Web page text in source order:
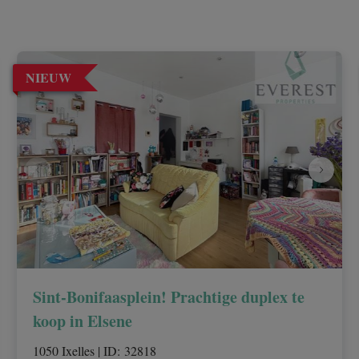
NIEUW
Sint-Bonifaasplein! Prachtige duplex te
koop in Elsene
1050 Ixelles | ID: 32818